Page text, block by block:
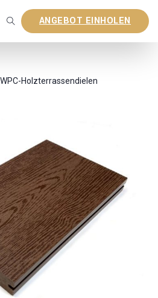
ANGEBOT EINHOLEN
Holzterrassendielen